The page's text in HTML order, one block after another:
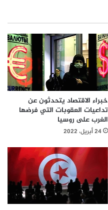
خبراء الاقتصاد يتحدثون عن
تداعيات العقوبات التي فرضها
الغرب على روسيا
24 أبريل، 2022